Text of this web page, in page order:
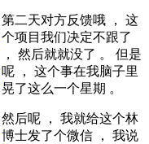
第二天对方反馈哦 ， 这
个项目我们决定不跟了
， 然后就就没了 。 但是
呢 ， 这个事在我脑子里
晃了这么一个星期 。
然后呢 ， 我就给这个林
博士发了个微信 ， 我说